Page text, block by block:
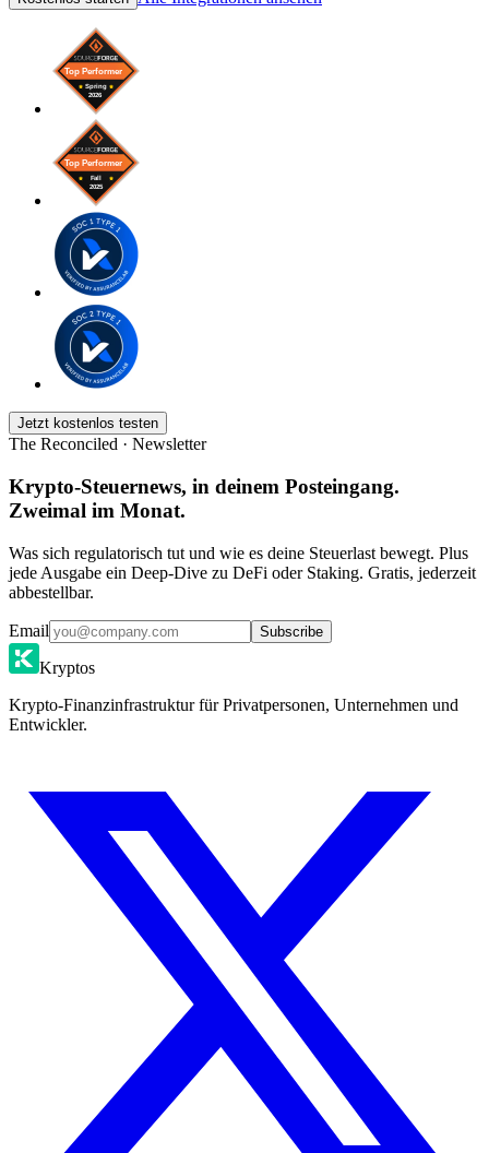
Jetzt kostenlos testen
The Reconciled · Newsletter
Krypto-Steuernews, in deinem Posteingang.
Zweimal im Monat.
Was sich regulatorisch tut und wie es deine Steuerlast bewegt. Plus
jede Ausgabe ein Deep-Dive zu DeFi oder Staking. Gratis, jederzeit
abbestellbar.
Email Subscribe
Kryptos
Krypto-Finanzinfrastruktur für Privatpersonen, Unternehmen und
Entwickler.